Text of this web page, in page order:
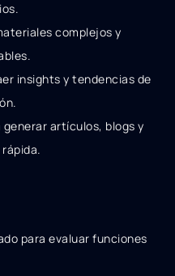
complejos y
insights y tendencias de
artículos, blogs y
para evaluar funciones